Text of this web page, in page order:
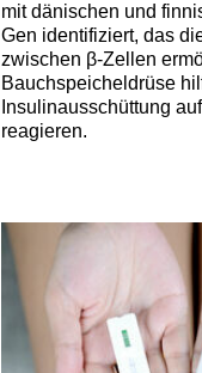
mit dänischen und
Gen identifiziert, das
zwischen β-Zellen
Bauchspeicheldrüse
Insulinausschüttung
reagieren.